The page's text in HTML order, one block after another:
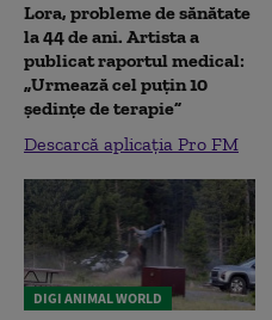
Lora, probleme de sănătate
la 44 de ani. Artista a
publicat raportul medical:
„Urmează cel puțin 10
ședințe de terapie”
Descarcă aplicația Pro FM
DIGI ANIMAL WORLD